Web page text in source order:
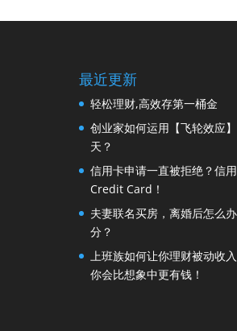
最近更新
轻松理财,高效存第一桶金
创业家如何运用【飞轮效应
天？
信用卡申请一直被拒绝？信
Credit Card！
夫妻联名买房，离婚后怎么
分？
上班族如何让你理财被动收
你会比想象中更有钱！